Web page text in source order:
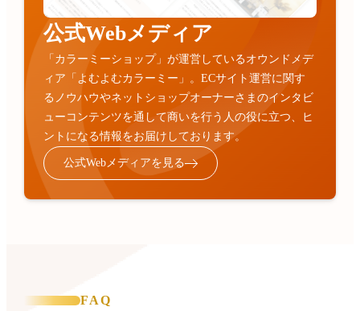
公式Webメディア
「カラーミーショップ」が運営しているオウンドメデ
ィア「よむよむカラーミー」。ECサイト運営に関す
るノウハウやネットショップオーナーさまのインタビ
ューコンテンツを通して商いを行う人の役に立つ、ヒ
ントになる情報をお届けしております。
公式Webメディアを見る
FAQ